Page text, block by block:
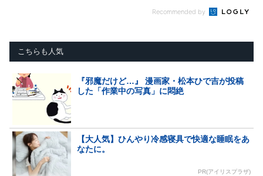
Recommended by
こちらも人気
『邪魔だけど…』 漫画家・松本ひで吉が投稿
した「作業中の写真」に悶絶
【大人気】ひんやり冷感寝具で快適な睡眠をあ
なたに。
PR(アイリスプラザ)